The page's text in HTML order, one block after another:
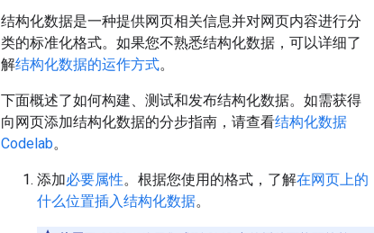
结构化数据是一种提供网页相关信息并对网页内容进行分
类的标准化格式。如果您不熟悉结构化数据，可以详细了
解结构化数据的运作方式。
下面概述了如何构建、测试和发布结构化数据。如需获得
向网页添加结构化数据的分步指南，请查看结构化数据
Codelab。
添加必要属性。根据您使用的格式，了解在网页上的
什么位置插入结构化数据。